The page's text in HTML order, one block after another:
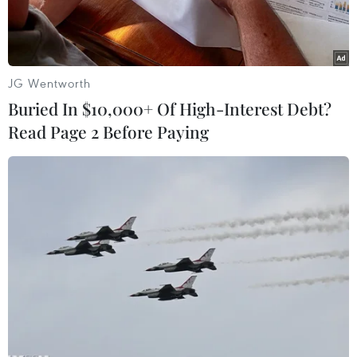
Thủ tướng Israel Benjamin Netanyahu phát biểu tại một cuộc
họp báo ở Jerusalem. (Ảnh: THX/TTXVN)
Thủ tướng Israel Benjamin Netanyahu ngày
19/6 tuyên bố cứng rắn sẽ “xóa sổ” mối đe dọa
JG Wentworth
Buried In $10,000+ Of High-Interest Debt?
Read Page 2 Before Paying